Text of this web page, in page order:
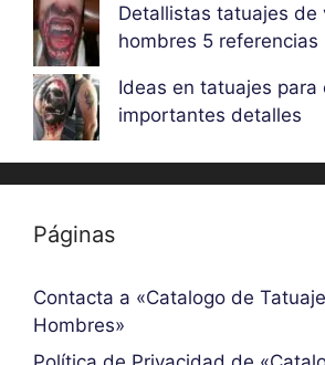
Detallistas tatuajes de
hombres 5 referencias
Ideas en tatuajes para
importantes detalles
Páginas
Contacta a «Catalogo de
Hombres»